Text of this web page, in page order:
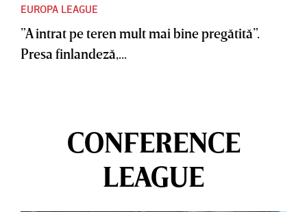
EUROPA LEAGUE
”A intrat pe teren mult mai bine pregătită”.
Presa finlandeză,...
CONFERENCE
LEAGUE